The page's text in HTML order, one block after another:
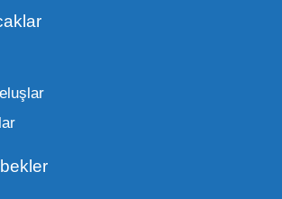
yapmanıza olanak tanır. Özellikle
paketler ve figürler, çocukların
kolayca alabildiği ürünlerdir.
Toptan Seçenekleri:
ergenliğe kadar geniş
yaparken, piyasadaki en son